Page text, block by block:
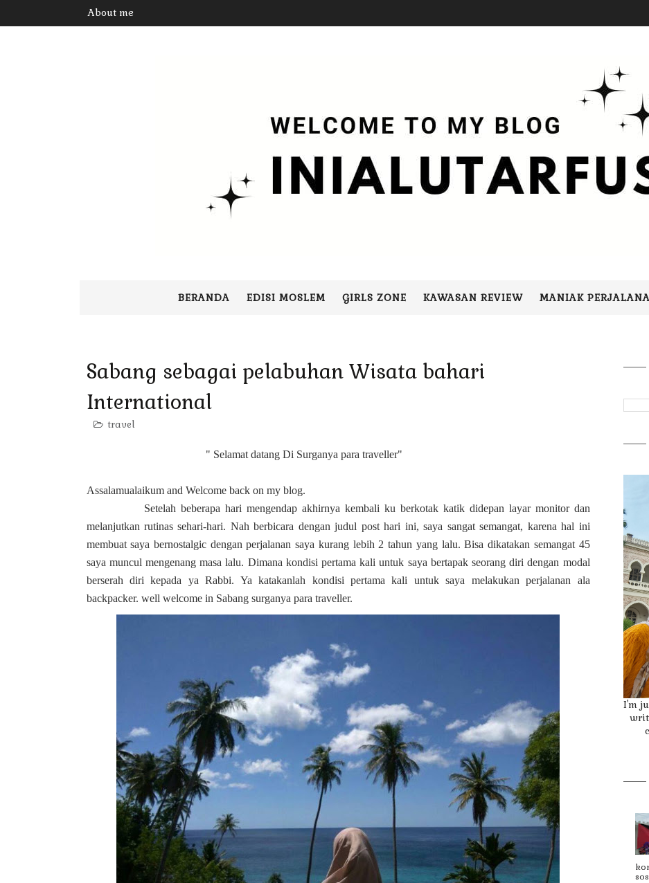
About me
BERANDA EDISI MOSLEM GIRLS ZONE KAWASAN REVIEW MANIAK
Sabang sebagai pelabuhan Wisata bahari
International
travel
" Selamat datang Di Surganya para traveller"
Assalamualaikum and Welcome back on my blog.
Setelah beberapa hari mengendap akhirnya kembali ku berkotak katik didepan layar monitor dan
melanjutkan rutinas sehari-hari. Nah berbicara dengan judul post hari ini, saya sangat semangat, karena hal ini
membuat saya bernostalgic dengan perjalanan saya kurang lebih 2 tahun yang lalu. Bisa dikatakan semangat 45
saya muncul mengenang masa lalu. Dimana kondisi pertama kali untuk saya bertapak seorang diri dengan modal
berserah diri kepada ya Rabbi. Ya katakanlah kondisi pertama kali untuk saya melakukan perjalanan ala
backpacker. well welcome in Sabang surganya para traveller.
I'm